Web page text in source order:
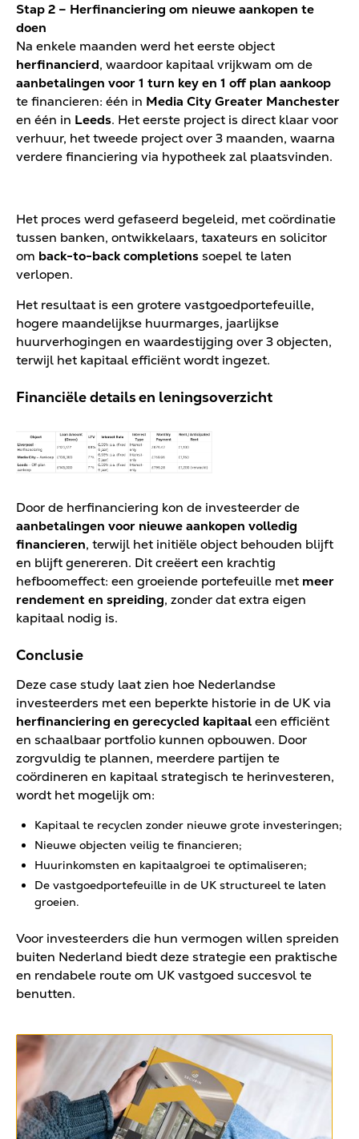
Stap 2 – Herfinanciering om nieuwe aankopen te
doen
Na enkele maanden werd het eerste object
herfinancierd, waardoor kapitaal vrijkwam om de
aanbetalingen voor 1 turn key en 1 off plan aankoop
te financieren: één in Media City Greater Manchester
en één in Leeds. Het eerste project is direct klaar voor
verhuur, het tweede project over 3 maanden, waarna
verdere financiering via hypotheek zal plaatsvinden.
Het proces werd gefaseerd begeleid, met coördinatie
tussen banken, ontwikkelaars, taxateurs en solicitor
om back-to-back completionssoepel te laten
verlopen.
Het resultaat is een grotere vastgoedportefeuille,
hogere maandelijkse huurmarges, jaarlijkse
huurverhogingen en waardestijging over 3 objecten,
terwijl het kapitaal efficiënt wordt ingezet.
Financiële details en leningsoverzicht
Door de herfinanciering kon de investeerder de
aanbetalingen voor nieuwe aankopen volledig
financieren, terwijl het initiële object behouden blijft
en blijft genereren. Dit creëert een krachtig
hefboomeffect: een groeiende portefeuille met meer
rendement en spreiding, zonder dat extra eigen
kapitaal nodig is.
Conclusie
Deze case study laat zien hoe Nederlandse
investeerders met een beperkte historie in de UK via
herfinanciering en gerecycled kapitaaleen efficiënt
en schaalbaar portfolio kunnen opbouwen. Door
zorgvuldig te plannen, meerdere partijen te
coördineren en kapitaal strategisch te herinvesteren,
wordt het mogelijk om:
Kapitaal te recyclen zonder nieuwe grote investeringen;
Nieuwe objecten veilig te financieren;
Huurinkomsten en kapitaalgroei te optimaliseren;
De vastgoedportefeuille in de UK structureel te laten
groeien.
Voor investeerders die hun vermogen willen spreiden
buiten Nederland biedt deze strategie een praktische
en rendabele route om UK vastgoed succesvol te
benutten.